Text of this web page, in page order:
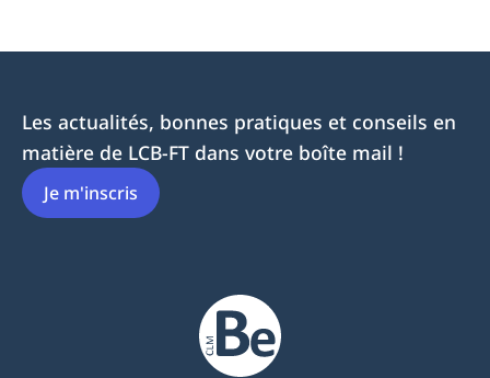
Les actualités, bonnes pratiques et conseils en
matière de LCB-FT dans votre boîte mail !
Je m'inscris